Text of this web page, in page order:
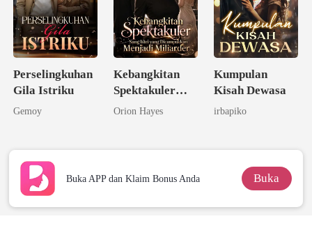
Perselingkuhan
Gila Istriku
Gemoy
Kebangkitan
Spektakuler
Sang Istri yang
Miliarder
Orion Hayes
Kumpulan
Kisah Dewasa
irbapiko
Buka APP dan Klaim Bonus Anda Buka